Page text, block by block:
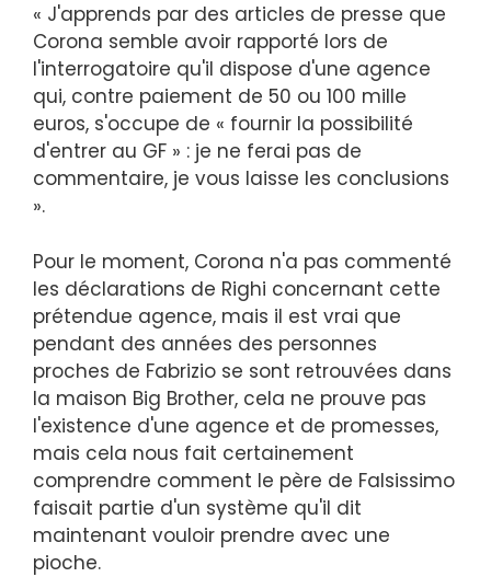
« J'apprends par des articles de presse que
Corona semble avoir rapporté lors de
l'interrogatoire qu'il dispose d'une agence
qui, contre paiement de 50 ou 100 mille
euros, s'occupe de « fournir la possibilité
d'entrer au GF » : je ne ferai pas de
commentaire, je vous laisse les conclusions
».
Pour le moment, Corona n'a pas commenté
les déclarations de Righi concernant cette
prétendue agence, mais il est vrai que
pendant des années des personnes
proches de Fabrizio se sont retrouvées dans
la maison Big Brother, cela ne prouve pas
l'existence d'une agence et de promesses,
mais cela nous fait certainement
comprendre comment le père de Falsissimo
faisait partie d'un système qu'il dit
maintenant vouloir prendre avec une
pioche.